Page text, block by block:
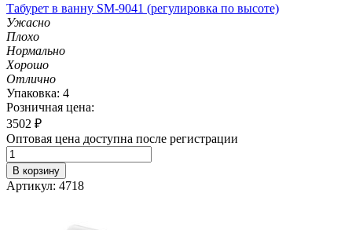
Табурет в ванну SM-9041 (регулировка по высоте)
Ужасно
Плохо
Нормально
Хорошо
Отлично
Упаковка: 4
Розничная цена:
3502 ₽
Оптовая цена доступна после регистрации
В корзину
Артикул: 4718